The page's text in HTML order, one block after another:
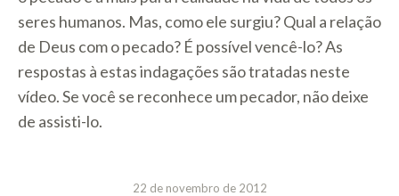
seres humanos. Mas, como ele surgiu? Qual a relação
de Deus com o pecado? É possível vencê-lo? As
respostas à estas indagações são tratadas neste
vídeo. Se você se reconhece um pecador, não deixe
de assisti-lo.
22 de novembro de 2012